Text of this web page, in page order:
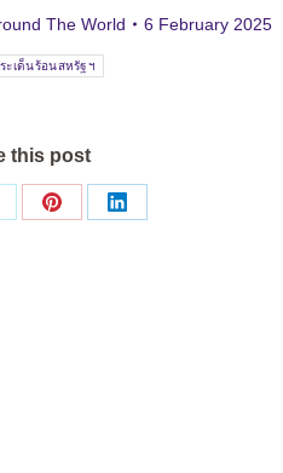
The World 6 February 2025
ะเด็นร้อนสหรัฐฯ
this post
Share
Share